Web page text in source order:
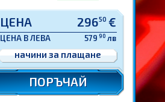
ЦЕНА 29650 €
ЦЕНА В ЛЕВА 579 90 лв
начини за плащане
ПОРЪЧАЙ